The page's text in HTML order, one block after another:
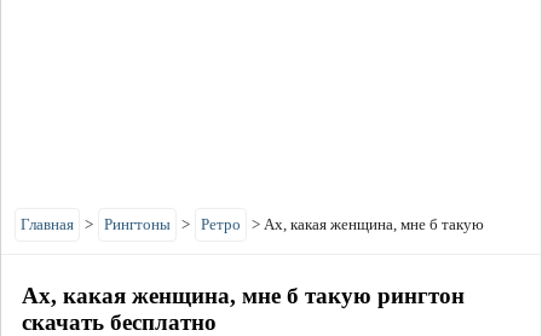
Главная > Рингтоны > Ретро > Ах, какая женщина, мне б такую
Ах, какая женщина, мне б такую рингтон
скачать бесплатно